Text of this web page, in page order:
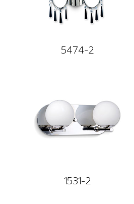
5474-2
1531-2